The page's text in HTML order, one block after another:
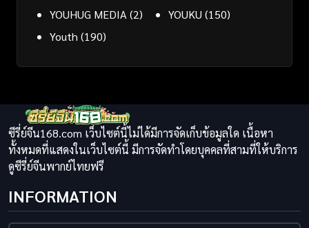
YOUHUG MEDIA (2) YOUKU (150)
Youth (190)
ซีรี่ย์จีน168.com เว็บไซต์นี้ไม่ได้มีการจัดเก็บข้อมูลใด เนื้อหา
ทั้งหมดที่แสดงในเว็บไซต์นี้ มีการจัดทำโดยบุคคลที่สามที่ให้บริการ
ดูซีรี่ย์จีนพากย์ไทยฟรี
INFORMATION